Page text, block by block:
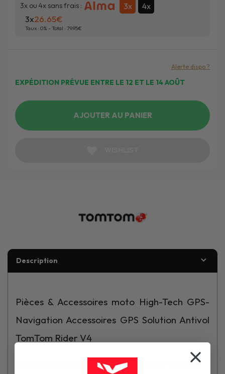
3x ou 4x sans frais : 3x 4x
3x26.65
Taux : 0% - Total : 79.95
EXPÉDITION PRÉVUE ENTRE LE 12 ET LE 14 AOÛT
Alerte dispo ?
AJOUTER AU PANIER
Description
Pièces & Accessoires moto High-Tech GPS-
Navigation Accessoires GPS Solution Antivol
TomTom Rider V4
La Solution Antivol Rider V4 permet de sécuriser votre GPS.